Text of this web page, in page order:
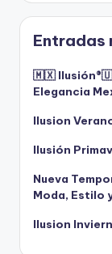
Entradas
🇲🇽
Elegancia
Ilusion
Ilusión
Nueva
Moda, Estilo
Ilusion